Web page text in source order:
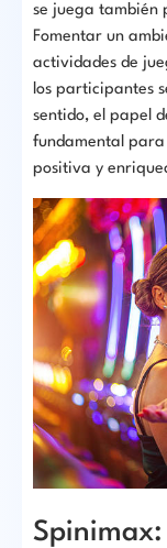
se juega también
Fomentar un
actividades de
los participantes
sentido, el papel
fundamental
positiva y